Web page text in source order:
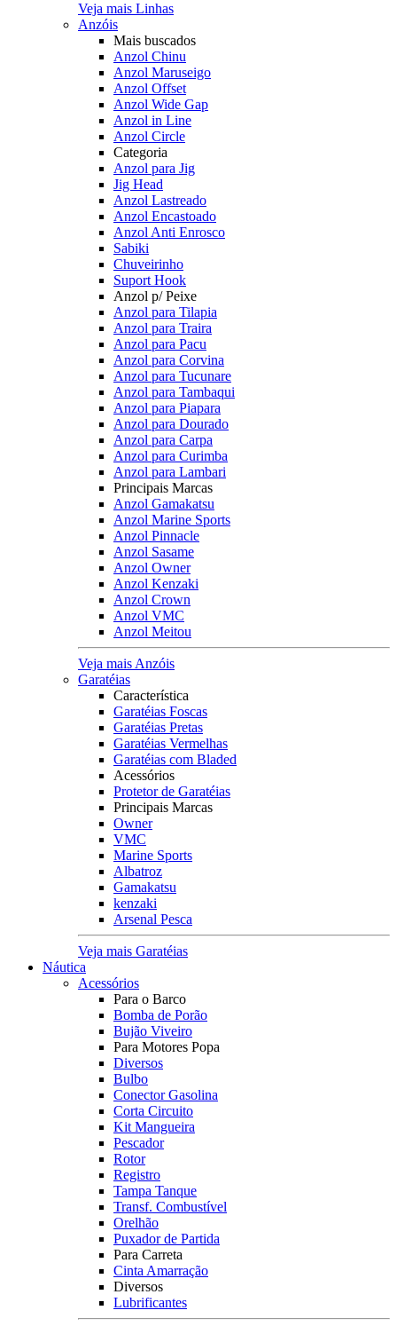
Veja mais Linhas
Anzóis
Mais buscados
Anzol Chinu
Anzol Maruseigo
Anzol Offset
Anzol Wide Gap
Anzol in Line
Anzol Circle
Categoria
Anzol para Jig
Jig Head
Anzol Lastreado
Anzol Encastoado
Anzol Anti Enrosco
Sabiki
Chuveirinho
Suport Hook
Anzol p/ Peixe
Anzol para Tilapia
Anzol para Traira
Anzol para Pacu
Anzol para Corvina
Anzol para Tucunare
Anzol para Tambaqui
Anzol para Piapara
Anzol para Dourado
Anzol para Carpa
Anzol para Curimba
Anzol para Lambari
Principais Marcas
Anzol Gamakatsu
Anzol Marine Sports
Anzol Pinnacle
Anzol Sasame
Anzol Owner
Anzol Kenzaki
Anzol Crown
Anzol VMC
Anzol Meitou
Veja mais Anzóis
Garatéias
Característica
Garatéias Foscas
Garatéias Pretas
Garatéias Vermelhas
Garatéias com Bladed
Acessórios
Protetor de Garatéias
Principais Marcas
Owner
VMC
Marine Sports
Albatroz
Gamakatsu
kenzaki
Arsenal Pesca
Veja mais Garatéias
Náutica
Acessórios
Para o Barco
Bomba de Porão
Bujão Viveiro
Para Motores Popa
Diversos
Bulbo
Conector Gasolina
Corta Circuito
Kit Mangueira
Pescador
Rotor
Registro
Tampa Tanque
Transf. Combustível
Orelhão
Puxador de Partida
Para Carreta
Cinta Amarração
Diversos
Lubrificantes